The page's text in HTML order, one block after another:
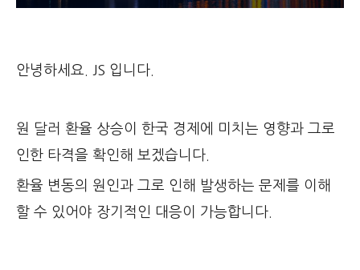
안녕하세요. JS 입니다.
원 달러 환율 상승이 한국 경제에 미치는 영향과 그로
인한 타격을 확인해 보겠습니다.
환율 변동의 원인과 그로 인해 발생하는 문제를 이해
할 수 있어야 장기적인 대응이 가능합니다.